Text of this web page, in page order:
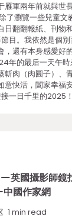
雁軍兩年前就與世
了瀏覽一些兒童文
日翻翻報紙、刊物
節目。我依然是個
，還有本身感愛好
年的最后一天午
肉（肉圓子）、
快活，闔家幸福
一日千里的2025！
英國攝影師鏡
國作家網
1 min read